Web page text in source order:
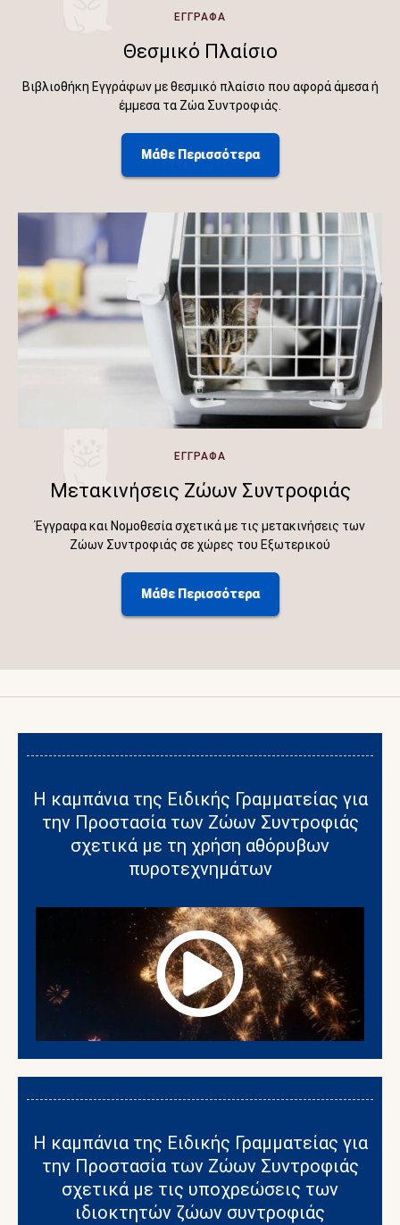
ΕΓΓΡΑΦΑ
Θεσμικό Πλαίσιο
Βιβλιοθήκη Εγγράφων με θεσμικό πλαίσιο που αφορά άμεσα ή
έμμεσα τα Ζώα Συντροφιάς.
Μάθε Περισσότερα
ΕΓΓΡΑΦΑ
Μετακινήσεις Ζώων Συντροφιάς
Έγγραφα και Νομοθεσία σχετικά με τις μετακινήσεις των
Ζώων Συντροφιάς σε χώρες του Εξωτερικού
Μάθε Περισσότερα
Η καμπάνια της Ειδικής Γραμματείας για
την Προστασία των Ζώων Συντροφιάς
σχετικά με τη χρήση αθόρυβων
πυροτεχνημάτων
Η καμπάνια της Ειδικής Γραμματείας για
την Προστασία των Ζώων Συντροφιάς
σχετικά με τις υποχρεώσεις των
ιδιοκτητών ζώων συντροφιάς